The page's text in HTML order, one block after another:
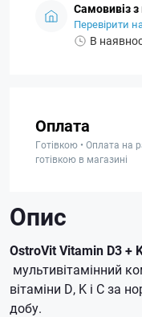
Самовивіз з
Перевірити
В
Оплата
Готівкою • Оплата на
готівкою в магазині
Опис
OstroVit Vitamin D3 +
мультивітамінний
вітаміни D, K і C за
добу.